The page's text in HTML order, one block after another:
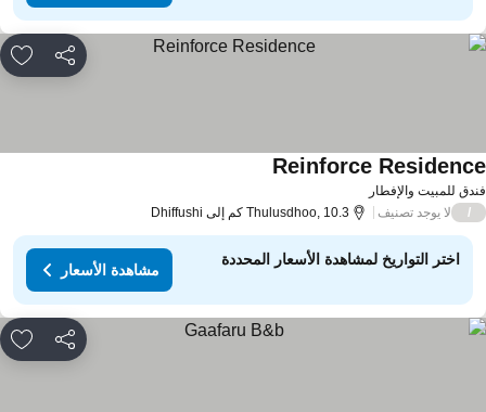
مشاركة
للمبيت والإفطار
Reinforce
لا يوجد تصنيف Thulusdhoo, 10.3 كم إلى Dhiffushi
اختر التواريخ لمشاهدة الأسعار المحددة
مشاهدة الأسعار
مشاركة